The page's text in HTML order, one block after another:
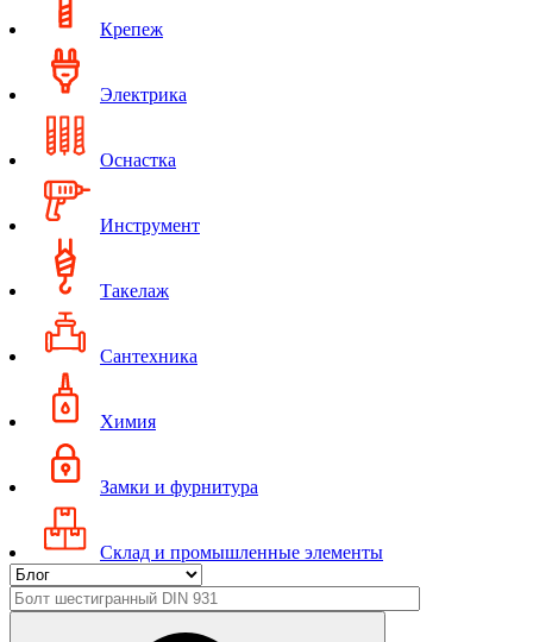
Крепеж
Электрика
Оснастка
Инструмент
Такелаж
Сантехника
Химия
Замки и фурнитура
Склад и промышленные элементы